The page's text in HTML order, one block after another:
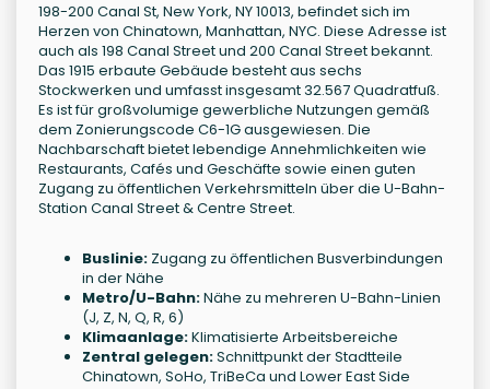
198-200 Canal St, New York, NY 10013, befindet sich im
Herzen von Chinatown, Manhattan, NYC. Diese Adresse ist
auch als 198 Canal Street und 200 Canal Street bekannt.
Das 1915 erbaute Gebäude besteht aus sechs
Stockwerken und umfasst insgesamt 32.567 Quadratfuß.
Es ist für großvolumige gewerbliche Nutzungen gemäß
dem Zonierungscode C6-1G ausgewiesen. Die
Nachbarschaft bietet lebendige Annehmlichkeiten wie
Restaurants, Cafés und Geschäfte sowie einen guten
Zugang zu öffentlichen Verkehrsmitteln über die U-Bahn-
Station Canal Street & Centre Street.
Buslinie: Zugang zu öffentlichen Busverbindungen
in der Nähe
Metro/U-Bahn:Nähe zu mehreren U-Bahn-Linien
(J, Z, N, Q, R, 6)
Klimaanlage:Klimatisierte Arbeitsbereiche
Zentral gelegen:Schnittpunkt der Stadtteile
Chinatown, SoHo, TriBeCa und Lower East Side